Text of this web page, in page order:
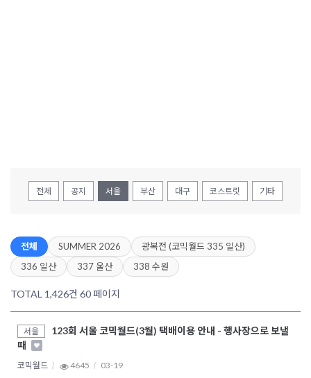
전체 공지 서울 부산 대구 코스트릿 기타
전체 SUMMER 2026
광복전 (코믹월드 335 일산)
336 일산
337 울산 338 수원
TOTAL 1,426건 60 페이지
서울
123회 서울 코믹월드(3월) 택배이용 안내 - 행사장으로 보낼
때
코믹월드 4645 03-19